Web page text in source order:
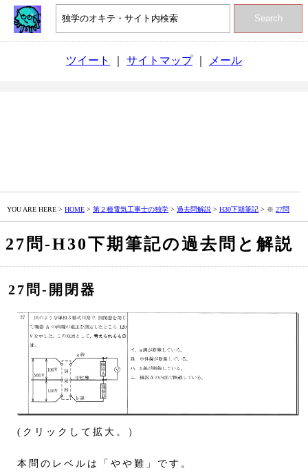
Search
ツイート サイトマップ｜ メール
YOU ARE HERE > HOME > 第２種電気工事士の独学 > 過去問解説 > H30下期筆記 > ※ 27問
27問‐H30下期筆記の過去問と解説
27問‐開閉器
(クリックして拡大。）
本問のレベルは「やや難」です。